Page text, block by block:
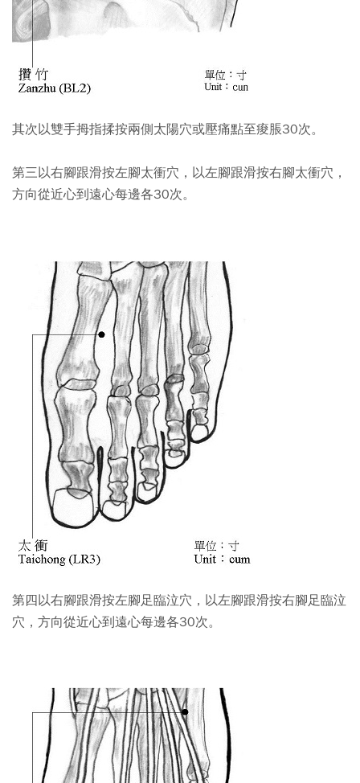
其次以雙手拇指揉按兩側太陽穴或壓痛點至痠脹30次。
第三以右腳跟滑按左腳太衝穴，以左腳跟滑按右腳太衝穴，
方向從近心到遠心每邊各30次。
第四以右腳跟滑按左腳足臨泣穴，以左腳跟滑按右腳足臨泣
穴，方向從近心到遠心每邊各30次。